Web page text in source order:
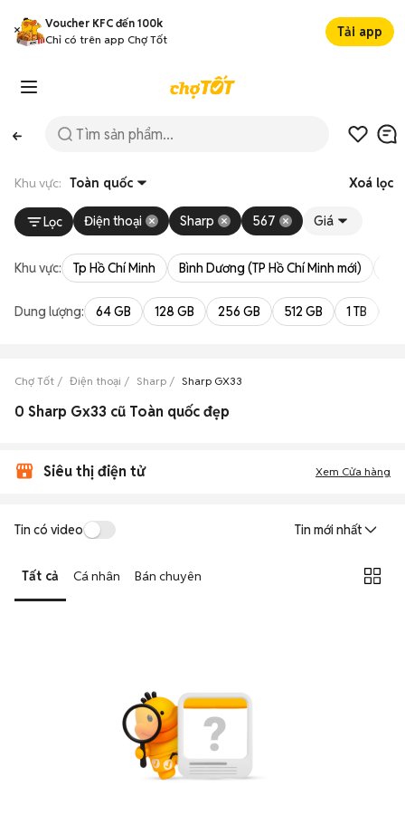
Voucher KFC đến 100k
Chỉ có trên app Chợ Tốt
Tải app
Khu vực: Toàn quốc Xoá lọc
Lọc Điện thoại Sharp 567 Giá
Khu vực: Tp Hồ Chí Minh Bình Dương (TP Hồ Chí Minh mới)
Dung lượng: 64 GB 128 GB 256 GB 512 GB 1 TB
Chợ Tốt Điện thoại Sharp Sharp GX33
0 Sharp Gx33 cũ Toàn quốc đẹp
Siêu thị điện tử Xem Cửa hàng
Tin có video Tin mới nhất
Tất cả Cá nhân Bán chuyên